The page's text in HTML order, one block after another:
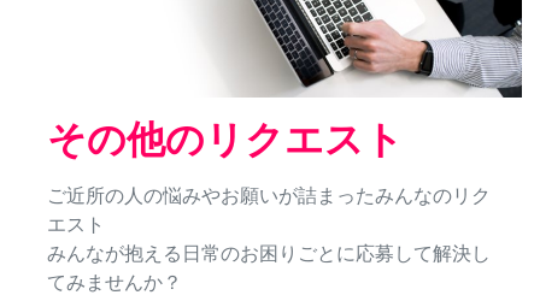
その他のリクエスト
ご近所の人の悩みやお願いが詰まったみんなのリク
エスト
みんなが抱える日常のお困りごとに応募して解決し
てみませんか？